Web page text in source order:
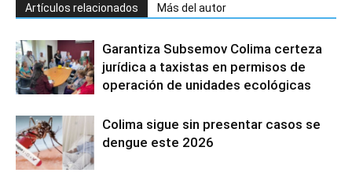
Artículos relacionados Más del autor
Garantiza Subsemov Colima certeza
jurídica a taxistas en permisos de
operación de unidades ecológicas
Colima sigue sin presentar casos se
dengue este 2026